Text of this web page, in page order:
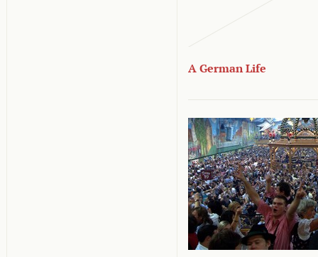
A German Life